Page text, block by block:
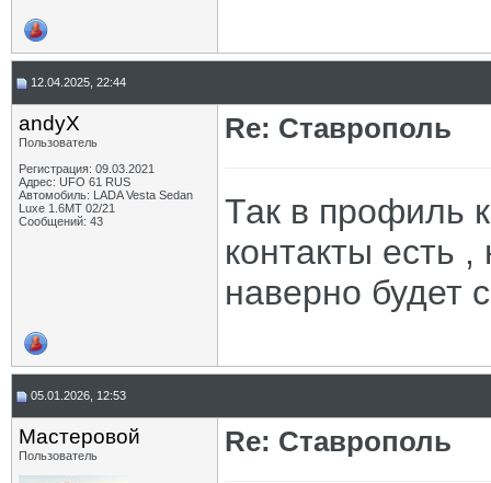
12.04.2025, 22:44
andyX
Пользователь
Регистрация: 09.03.2021
Адрес: UFO 61 RUS
Автомобиль: LADA Vesta Sedan
Luxe 1.6MT 02/21
Сообщений: 43
Re: Ставрополь
Так в профиль
контакты есть
наверно будет
05.01.2026, 12:53
Мастеровой
Пользователь Re: Ставрополь